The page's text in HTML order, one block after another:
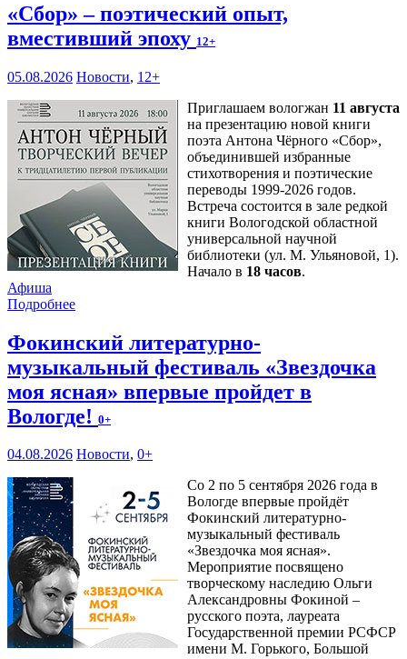
«Сбор» – поэтический опыт,
вместивший эпоху 12+
05.08.2026 Новости, 12+
Приглашаем вологжан 11 августа
на презентацию новой книги
поэта Антона Чёрного «Сбор»,
объединившей избранные
стихотворения и поэтические
переводы 1999-2026 годов.
Встреча состоится в зале редкой
книги Вологодской областной
универсальной научной
библиотеки (ул. М. Ульяновой, 1).
Начало в 18 часов.
Афиша
Подробнее
Фокинский литературно-
музыкальный фестиваль «Звездочка
моя ясная» впервые пройдет в
Вологде! 0+
04.08.2026 Новости, 0+
Со 2 по 5 сентября 2026 года в
Вологде впервые пройдёт
Фокинский литературно-
музыкальный фестиваль
«Звездочка моя ясная».
Мероприятие посвящено
творческому наследию Ольги
Александровны Фокиной –
русского поэта, лауреата
Государственной премии РСФСР
имени М. Горького, Большой